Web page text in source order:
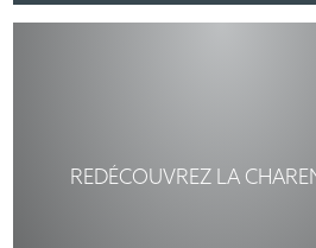
REDÉCOUVREZ LA